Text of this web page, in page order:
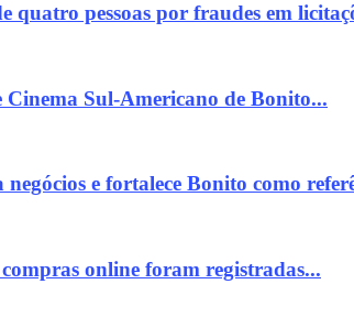
quatro pessoas por fraudes em
Cinema Sul-Americano de Bonito...
e fortalece Bonito como
online foram registradas...